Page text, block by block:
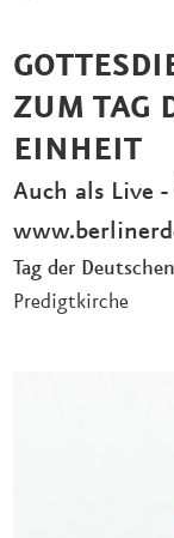
ZUM TAG
EINHEIT
Auch als Live
Tag der
Predigtkirche